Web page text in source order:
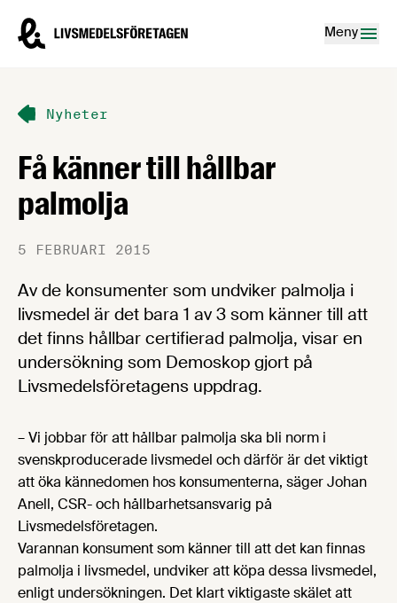
Livsmedelsföretagen – till startsidan
Meny
Nyheter
Få känner till hållbar
palmolja
5 FEBRUARI 2015
Av de konsumenter som undviker palmolja i
livsmedel är det bara 1 av 3 som känner till att
det finns hållbar certifierad palmolja, visar en
undersökning som Demoskop gjort på
Livsmedelsföretagens uppdrag.
– Vi jobbar för att hållbar palmolja ska bli norm i
svenskproducerade livsmedel och därför är det viktigt
att öka kännedomen hos konsumenterna, säger Johan
Anell, CSR- och hållbarhetsansvarig på
Livsmedelsföretagen.
Varannan konsument som känner till att det kan finnas
palmolja i livsmedel, undviker att köpa dessa livsmedel,
enligt undersökningen. Det klart viktigaste skälet att